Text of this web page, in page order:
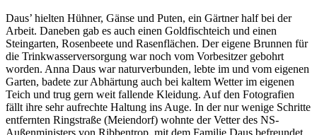
Daus’ hielten Hühner, Gänse und Puten, ein Gärtner half bei der
Arbeit. Daneben gab es auch einen Goldfischteich und einen
Steingarten, Rosenbeete und Rasenflächen. Der eigene Brunnen für
die Trinkwasserversorgung war noch vom Vorbesitzer gebohrt
worden. Anna Daus war naturverbunden, lebte im und vom eigenen
Garten, badete zur Abhärtung auch bei kaltem Wetter im eigenen
Teich und trug gern weit fallende Kleidung. Auf den Fotografien
fällt ihre sehr aufrechte Haltung ins Auge. In der nur wenige Schritte
entfernten Ringstraße (Meiendorf) wohnte der Vetter des NS-
Außenministers von Ribbentrop, mit dem Familie Daus befreundet